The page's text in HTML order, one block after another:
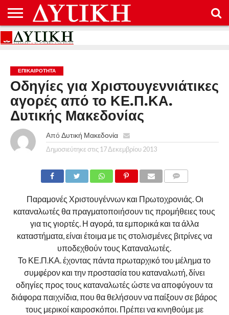
ΑΡΧΙΚΉ
ΕΠΙΚΟΙΝΩΝΊΑ
ΌΡΟΙ
ΠΡΟΣΤΑΣΊΑ
ΕΠΙΚΑΙΡΟΤΗΤΑ
Οδηγίες για Χριστουγεννιάτικες
αγορές από το ΚΕ.Π.ΚΑ.
Δυτικής Μακεδονίας
Από Δυτική Μακεδονία
Δημοσιεύτηκε στις 17 Δεκεμβρίου 2013
Παραμονές Χριστουγέννων και Πρωτοχρονιάς. Οι
καταναλωτές θα πραγματοποιήσουν τις προμήθειες τους
για τις γιορτές. Η αγορά, τα εμπορικά και τα άλλα
καταστήματα, είναι έτοιμα με τις στολισμένες βιτρίνες να
υποδεχθούν τους Καταναλωτές.
Το ΚΕ.Π.ΚΑ. έχοντας πάντα πρωταρχικό του μέλημα το
συμφέρον και την προστασία του καταναλωτή, δίνει
οδηγίες προς τους καταναλωτές ώστε να αποφύγουν τα
διάφορα παιχνίδια, που θα θελήσουν να παίξουν σε βάρος
τους μερικοί καιροσκόποι. Πρέπει να κινηθούμε με